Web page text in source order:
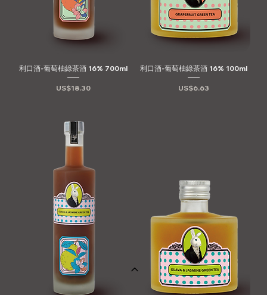
利口酒-葡萄柚綠茶酒 16% 700ml
價格
US$18.30
利口酒-葡萄柚綠茶酒 16% 100ml
價格
US$6.63